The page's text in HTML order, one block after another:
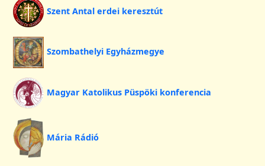
Szent Antal erdei keresztút
Szombathelyi Egyházmegye
Magyar Katolikus Püspöki konferencia
Mária Rádió